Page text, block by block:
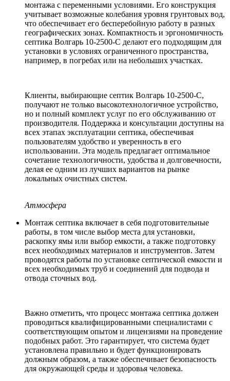
монтажа с переменными условиями. Его конструкция
учитывает возможные колебания уровня грунтовых вод,
что обеспечивает его бесперебойную работу в разных
географических зонах. Компактность и эргономичность
септика Волгарь 10-2500-С делают его подходящим для
установки в условиях ограниченного пространства,
например, в погребах или на небольших участках.
Клиенты, выбирающие септик Волгарь 10-2500-С,
получают не только высокотехнологичное устройство,
но и полный комплект услуг по его обслуживанию от
производителя. Поддержка и консультации доступны на
всех этапах эксплуатации септика, обеспечивая
пользователям удобство и уверенность в его
использовании. Эта модель предлагает оптимальное
сочетание технологичности, удобства и долговечности,
делая ее одним из лучших вариантов на рынке
локальных очистных систем.
Атмосфера
Монтаж септика включает в себя подготовительные
работы, в том числе выбор места для установки,
раскопку ямы или выбор емкости, а также подготовку
всех необходимых материалов и инструментов. Затем
проводятся работы по установке септической емкости и
всех необходимых труб и соединений для подвода и
отвода сточных вод.
Важно отметить, что процесс монтажа септика должен
проводиться квалифицированными специалистами с
соответствующим опытом и лицензиями на проведение
подобных работ. Это гарантирует, что система будет
установлена правильно и будет функционировать
должным образом, а также обеспечивает безопасность
для окружающей среды и здоровья человека.